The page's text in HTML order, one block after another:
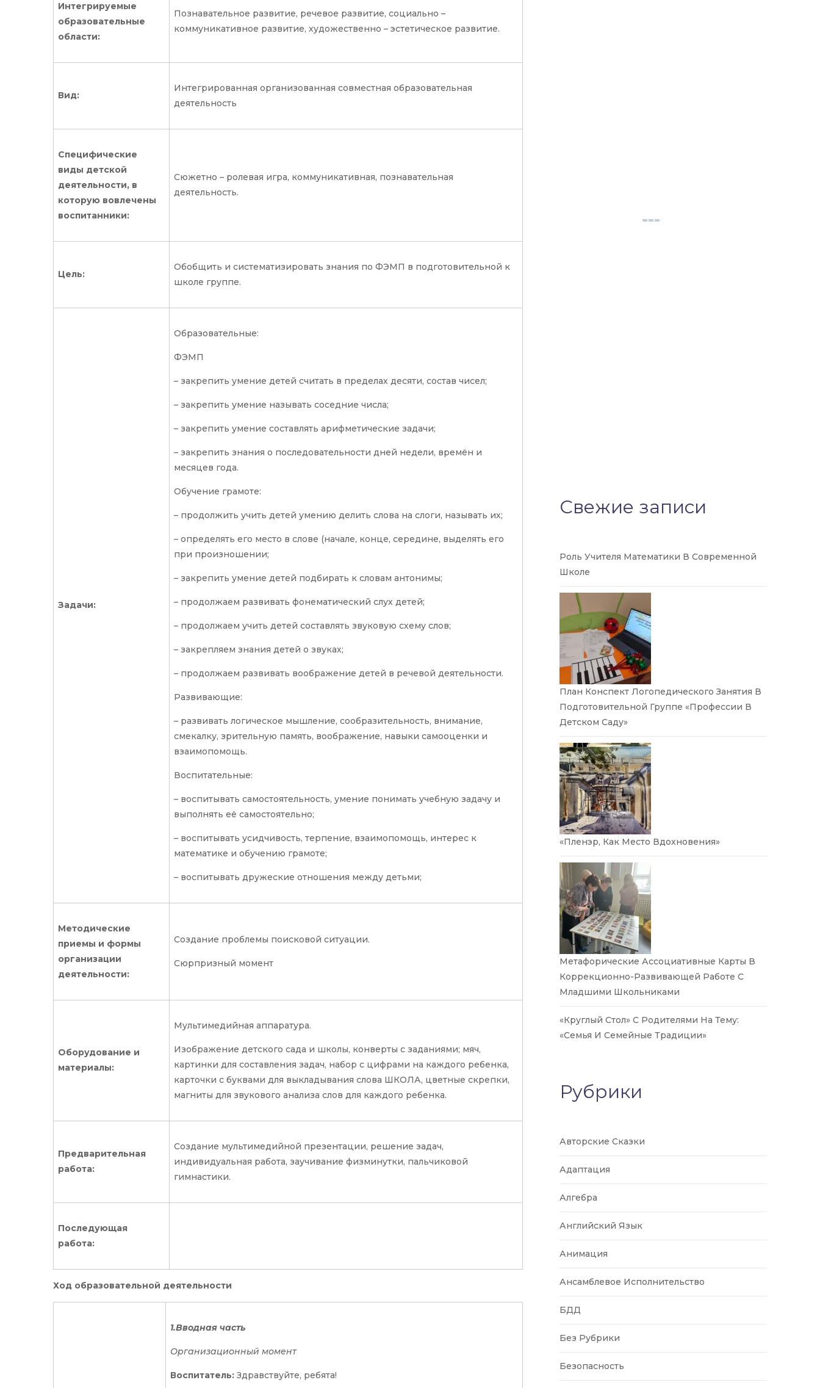
Интегрируемые
образовательные
области:
Познавательное развитие, речевое развитие, социально –
коммуникативное развитие, художественно – эстетическое развитие.
Вид:
Интегрированная организованная совместная образовательная
деятельность
Специфические
виды детской
деятельности, в
которую вовлечены
воспитанники:
Сюжетно – ролевая игра, коммуникативная, познавательная
деятельность.
Цель:
Обобщить и систематизировать знания по ФЭМП в подготовительной к
школе группе.
Задачи:
Образовательные:
ФЭМП
– закрепить умение детей считать в пределах десяти, состав чисел;
– закрепить умение называть соседние числа;
– закрепить умение составлять арифметические задачи;
– закрепить знания о последовательности дней недели, времён и
месяцев года.
Обучение грамоте:
– продолжить учить детей умению делить слова на слоги, называть их;
– определять его место в слове (начале, конце, середине, выделять его
при произношении;
– закрепить умение детей подбирать к словам антонимы;
– продолжаем развивать фонематический слух детей;
– продолжаем учить детей составлять звуковую схему слов;
– закрепляем знания детей о звуках;
– продолжаем развивать воображение детей в речевой деятельности.
Развивающие:
– развивать логическое мышление, сообразительность, внимание,
смекалку, зрительную память, воображение, навыки самооценки и
взаимопомощь.
Воспитательные:
– воспитывать самостоятельность, умение понимать учебную задачу и
выполнять её самостоятельно;
– воспитывать усидчивость, терпение, взаимопомощь, интерес к
математике и обучению грамоте;
– воспитывать дружеские отношения между детьми;
Методические
приемы и формы
организации
деятельности:
Создание проблемы поисковой ситуации.
Сюрпризный момент
Оборудование и
материалы:
Мультимедийная аппаратура.
Изображение детского сада и школы, конверты с заданиями; мяч,
картинки для составления задач, набор с цифрами на каждого ребенка,
карточки с буквами для выкладывания слова ШКОЛА, цветные скрепки,
магниты для звукового анализа слов для каждого ребенка.
Предварительная
работа:
Создание мультимедийной презентации, решение задач,
индивидуальная работа, заучивание физминутки, пальчиковой
гимнастики.
Последующая
работа:
Ход образовательной деятельности
1.Вводная часть
Организационный момент
Воспитатель: Здравствуйте, ребята!
Свежие записи
Роль Учителя Математики В Современной
Школе
План Конспект Логопедического Занятия В
Подготовительной Группе «Профессии В
Детском Саду»
«Пленэр, Как Место Вдохновения»
Метафорические Ассоциативные Карты В
Коррекционно-Развивающей Работе С
Младшими Школьниками
«Круглый Стол» С Родителями На Тему:
«Семья И Семейные Традиции»
Рубрики
Авторские Сказки
Адаптация
Алгебра
Английский Язык
Анимация
Ансамблевое Исполнительство
БДД
Без Рубрики
Безопасность